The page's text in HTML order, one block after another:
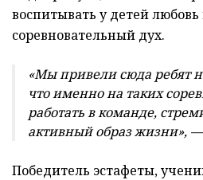
воспитывать у детей
соревновательный дух.
«Мы привели сюда ребят
что именно на таких
работать в команде,
активный образ жизни»,
Победитель эстафеты,